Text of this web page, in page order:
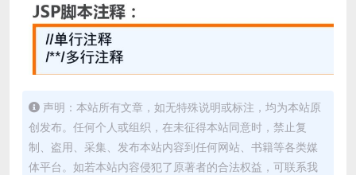
声明：本站所有文章，如无特殊说明或标注，均为本站原
创发布。任何个人或组织，在未征得本站同意时，禁止复
制、盗用、采集、发布本站内容到任何网站、书籍等各类媒
体平台。如若本站内容侵犯了原著者的合法权益，可联系我